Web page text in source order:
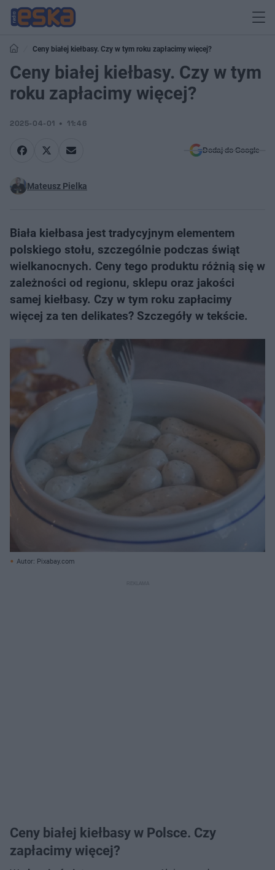
Ceny białej kiełbasy. Czy w tym roku zapłacimy więcej?
Ceny białej kiełbasy. Czy w tym
roku zapłacimy więcej?
2025-04-01 11:46
Dodaj do Google
Mateusz Pielka
​Biała kiełbasa jest tradycyjnym elementem
polskiego stołu, szczególnie podczas świąt
wielkanocnych. Ceny tego produktu różnią się w
zależności od regionu, sklepu oraz jakości
samej kiełbasy. Czy w tym roku zapłacimy
więcej za ten delikates? Szczegóły w tekście.
Autor: Pixabay.com
Ceny białej kiełbasy w Polsce. Czy
zapłacimy więcej?